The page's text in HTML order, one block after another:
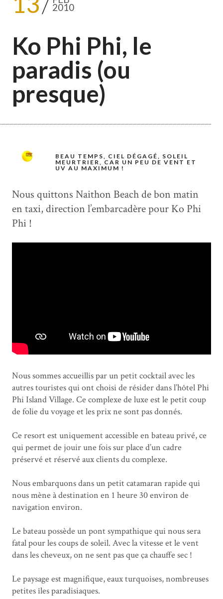
2010
Ko Phi Phi, le
paradis (ou
presque)
BEAU TEMPS, CIEL DÉGAGÉ, SOLEIL
MEURTRIER, CAR UN PEU DE VENT ET
UV AU MAXIMUM !
Nous quittons Naithon Beach de bon matin
en taxi, direction l’embarcadère pour Ko Phi
Phi !
Nous sommes accueillis par un petit cocktail avec les
autres touristes qui ont choisi de résider dans l’hôtel Phi
Phi Island Village. Ce complexe de luxe est le petit coup
de folie du voyage et les prix ne sont pas donnés.
Ce resort est uniquement accessible en bateau privé, ce
qui permet de jouir une fois sur place d’un cadre
préservé et réservé aux clients du complexe.
Nous embarquons dans un petit catamaran rapide qui
nous mène à destination en 1 heure 30 environ de
navigation environ.
Le bateau possède un pont sympathique qui nous sera
fatal pour les coups de soleil. Avec la vitesse et le vent
dans les cheveux, on ne sent pas que ça chauffe sec !
Le paysage est magnifique, eaux turquoises, nombreuses
petites îles paradisiaques.